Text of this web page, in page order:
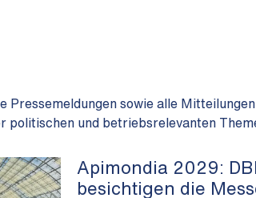
Pressemeldungen sowie alle
politischen und betriebsrelevanten
Apimondia 2029:
besichtigen die